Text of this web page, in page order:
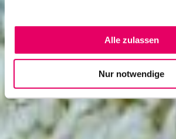
Alle zulassen
Nur notwendige